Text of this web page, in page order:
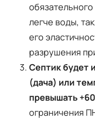
легче воды,
его
разрушения
Септик будет
(дача) или
превышать
ограничения